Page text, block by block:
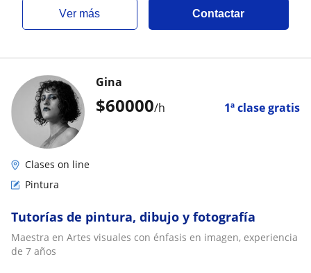
ver más Contactar
$60000/h 1ª clase gratis
Gina
Clases on line
Pintura
Tutorías de pintura, dibujo y fotografía
Maestra en Artes visuales con énfasis en imagen, experiencia
de 7 años